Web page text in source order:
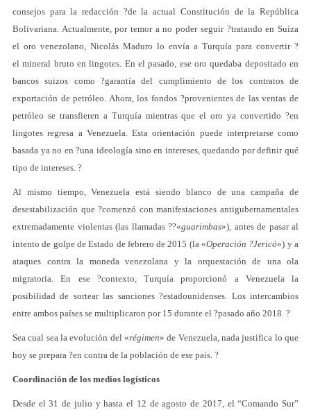
consejos para la redacción ?de la actual Constitución de la República
Bolivariana. Actualmente, por temor a no poder seguir ?tratando en Suiza
el oro venezolano, Nicolás Maduro lo envía a Turquía para convertir ?
el mineral bruto en lingotes. En el pasado, ese oro quedaba depositado en
bancos suizos como ?garantía del cumplimiento de los contratos de
exportación de petróleo. Ahora, los fondos ?provenientes de las ventas de
petróleo se transfieren a Turquía mientras que el oro ya convertido ?en
lingotes regresa a Venezuela. Esta orientación puede interpretarse como
basada ya no en ?una ideología sino en intereses, quedando por definir qué
tipo de intereses. ?
Al mismo tiempo, Venezuela está siendo blanco de una campaña de
desestabilización que ?comenzó con manifestaciones antigubernamentales
extremadamente violentas (las llamadas ??«guarimbas»), antes de pasar al
intento de golpe de Estado de febrero de 2015 (la «Operación ?Jericó») y a
ataques contra la moneda venezolana y la orquestación de una ola
migratoria. En ese ?contexto, Turquía proporcionó a Venezuela la
posibilidad de sortear las sanciones ?estadounidenses. Los intercambios
entre ambos países se multiplicaron por 15 durante el ?pasado año 2018. ?
Sea cual sea la evolución del «régimen» de Venezuela, nada justifica lo que
hoy se prepara ?en contra de la población de ese país. ?
Coordinación de los medios logísticos
Desde el 31 de julio y hasta el 12 de agosto de 2017, el “Comando Sur”